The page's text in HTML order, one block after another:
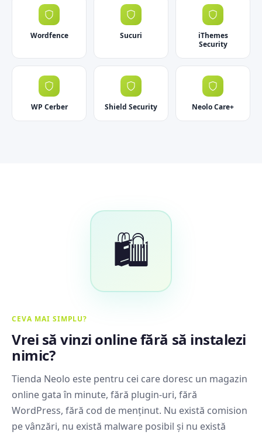
Wordfence Sucuri
iThemes
Security
WP Cerber Shield Security Neolo Care+
🛍️
CEVA MAI SIMPLU?
Vrei să vinzi online fără să instalezi
nimic?
Tienda Neolo este pentru cei care doresc un magazin
online gata în minute, fără plugin-uri, fără
WordPress, fără cod de menținut. Nu există comision
pe vânzări, nu există malware posibil și nu există